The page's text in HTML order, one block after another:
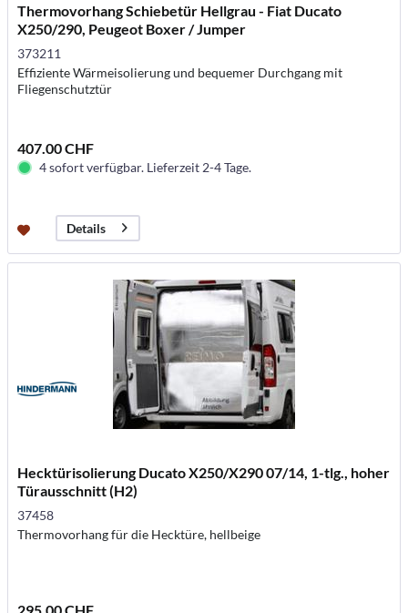
Thermovorhang Schiebetür Hellgrau - Fiat Ducato
X250/290, Peugeot Boxer / Jumper
373211
Effiziente Wärmeisolierung und bequemer Durchgang mit
Fliegenschutztür
407.00 CHF
4 sofort verfügbar. Lieferzeit 2-4 Tage.
Details
Hecktürisolierung Ducato X250/X290 07/14, 1-tlg., hoher
Türausschnitt (H2)
37458
Thermovorhang für die Hecktüre, hellbeige
295.00 CHF